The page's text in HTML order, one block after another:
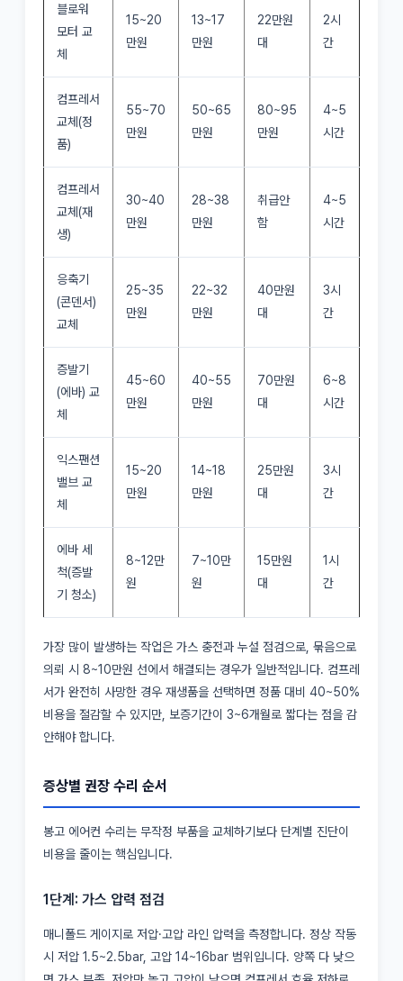
블로워
모터 교
체
15~20
만원
13~17
만원
22만원
대
2시
간
컴프레서
교체(정
품)
55~70
만원
50~65
만원
80~95
만원
4~5
시간
컴프레서
교체(재
생)
30~40
만원
28~38
만원
취급안
함
4~5
시간
응축기
(콘덴서)
교체
25~35
만원
22~32
만원
40만원
대
3시
간
증발기
(에바) 교
체
45~60
만원
40~55
만원
70만원
대
6~8
시간
익스팬션
밸브 교
체
15~20
만원
14~18
만원
25만원
대
3시
간
에바 세
척(증발
기 청소)
8~12만
원
7~10만
원
15만원
대
1시
간
가장 많이 발생하는 작업은 가스 충전과 누설 점검으로, 묶음으로
의뢰 시 8~10만원 선에서 해결되는 경우가 일반적입니다. 컴프레
서가 완전히 사망한 경우 재생품을 선택하면 정품 대비 40~50%
비용을 절감할 수 있지만, 보증기간이 3~6개월로 짧다는 점을 감
안해야 합니다.
증상별 권장 수리 순서
봉고 에어컨 수리는 무작정 부품을 교체하기보다 단계별 진단이
비용을 줄이는 핵심입니다.
1단계: 가스 압력 점검
매니폴드 게이지로 저압·고압 라인 압력을 측정합니다. 정상 작동
시 저압 1.5~2.5bar, 고압 14~16bar 범위입니다. 양쪽 다 낮으